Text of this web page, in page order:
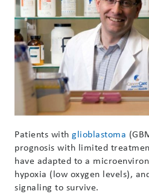
Patients with glioblastoma
prognosis with limited
have adapted to a
hypoxia (low oxygen levels),
signaling to survive.